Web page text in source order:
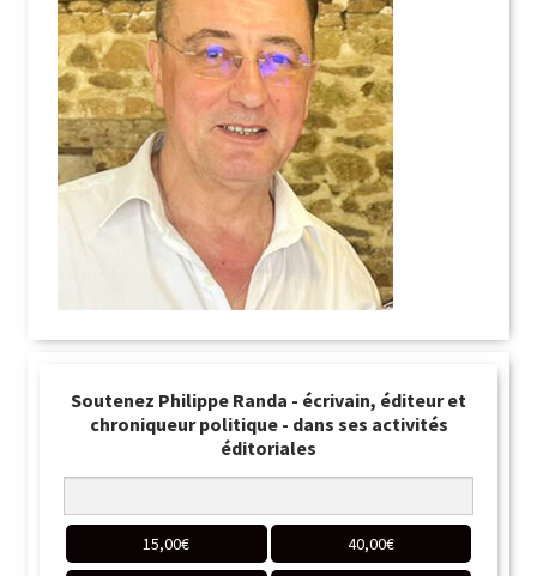
Soutenez Philippe Randa - écrivain, éditeur et
chroniqueur politique - dans ses activités
éditoriales
15,00€ 40,00€